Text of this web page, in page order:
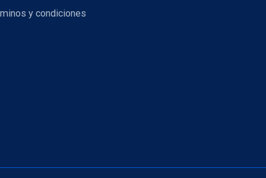
y condiciones